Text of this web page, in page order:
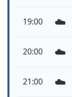
19:00 ☁️
20:00 ☁️
21:00 ☁️